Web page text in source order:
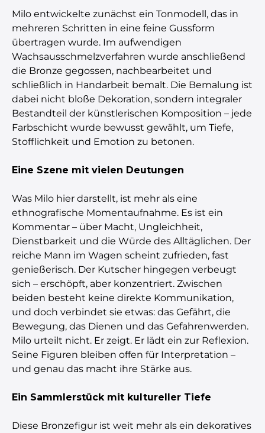
Milo entwickelte zunächst ein Tonmodell, das in
mehreren Schritten in eine feine Gussform
übertragen wurde. Im aufwendigen
Wachsausschmelzverfahren wurde anschließend
die Bronze gegossen, nachbearbeitet und
schließlich in Handarbeit bemalt. Die Bemalung ist
dabei nicht bloße Dekoration, sondern integraler
Bestandteil der künstlerischen Komposition – jede
Farbschicht wurde bewusst gewählt, um Tiefe,
Stofflichkeit und Emotion zu betonen.
Eine Szene mit vielen Deutungen
Was Milo hier darstellt, ist mehr als eine
ethnografische Momentaufnahme. Es ist ein
Kommentar – über Macht, Ungleichheit,
Dienstbarkeit und die Würde des Alltäglichen. Der
reiche Mann im Wagen scheint zufrieden, fast
genießerisch. Der Kutscher hingegen verbeugt
sich – erschöpft, aber konzentriert. Zwischen
beiden besteht keine direkte Kommunikation,
und doch verbindet sie etwas: das Gefährt, die
Bewegung, das Dienen und das Gefahrenwerden.
Milo urteilt nicht. Er zeigt. Er lädt ein zur Reflexion.
Seine Figuren bleiben offen für Interpretation –
und genau das macht ihre Stärke aus.
Ein Sammlerstück mit kultureller Tiefe
Diese Bronzefigur ist weit mehr als ein dekoratives